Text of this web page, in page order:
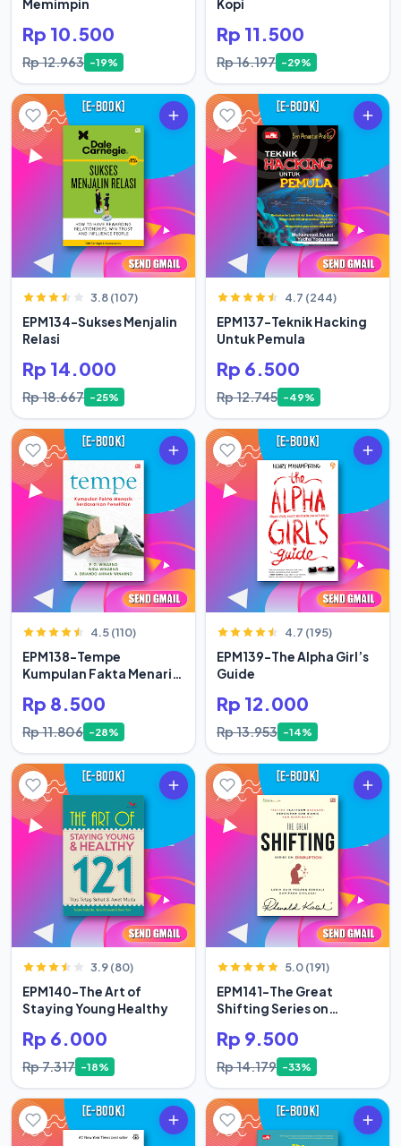
Memimpin
Rp 10.500
Rp 12.963 -19%
Kopi
Rp 11.500
Rp 16.197 -29%
3.8 (107)
EPM134-Sukses Menjalin
Relasi
Rp 14.000
Rp 18.667 -25%
4.7 (244)
EPM137-Teknik Hacking
Untuk Pemula
Rp 6.500
Rp 12.745 -49%
4.5 (110)
EPM138-Tempe
Kumpulan Fakta Menarik
Rp 8.500
Rp 11.806 -28%
4.7 (195)
EPM139-The Alpha Girl’s
Guide
Rp 12.000
Rp 13.953 -14%
3.9 (80)
EPM140-The Art of
Staying Young Healthy
Rp 6.000
Rp 7.317 -18%
5.0 (191)
EPM141-The Great
Shifting Series on
Rp 9.500
Rp 14.179 -33%